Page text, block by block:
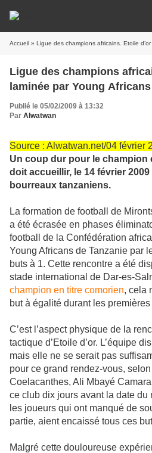
Accueil » Ligue des champions africains. Etoile
Ligue des champions
laminée par Young Africans
Publié le 05/02/2009 à 13:32
Par Alwatwan
Source : Alwatwan.net/04 février
Un coup dur pour le champion
doit accueillir, le 14 février
bourreaux tanzaniens.
La formation de football de
a été écrasée en phases
football de la Confédération
Young Africans de Tanzanie par
buts à 1. Cette rencontre a été
stade international de Dar-es-
champion en titre comorien, cela
but à égalité durant les
C’est l’aspect physique de la
tactique d’Etoile d’or. L’équipe
mais elle ne se serait pas
pour ce grand rendez-vous,
Coelacanthes, Ali Mbayé Camara
ce club dix jours avant la date du
les joueurs qui ont manqué de
partie, aient encaissé tous ces
Malgré cette douloureuse